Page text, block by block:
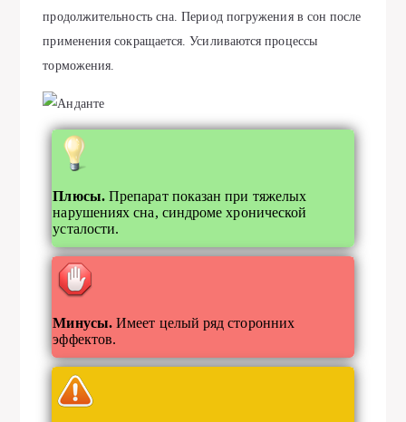
продолжительность сна. Период погружения в сон после
применения сокращается. Усиливаются процессы
торможения.
Плюсы. Препарат показан при тяжелых
нарушениях сна, синдроме хронической
усталости.
Минусы.Имеет целый ряд сторонних
эффектов.